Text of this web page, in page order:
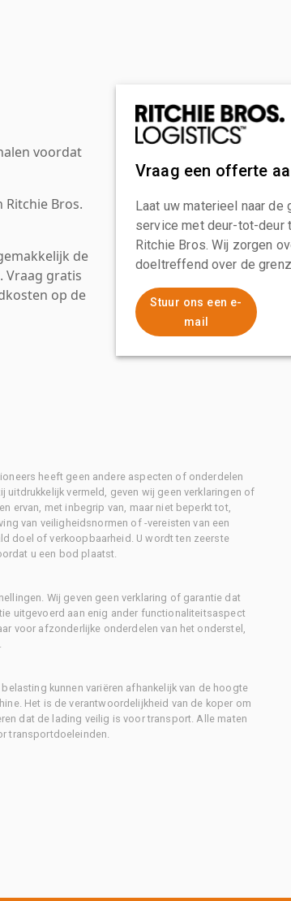
voordat
Bros.
de
Vraag gratis
op de
Vraag een offerte
Laat uw materieel naar
service met deur-tot-deur
Ritchie Bros. Wij zorgen
doeltreffend over de
Stuur ons een e-
mail
heeft geen andere aspecten of onderdelen
uitdrukkelijk vermeld, geven wij geen verklaringen of
ervan, met inbegrip van, maar niet beperkt tot,
van veiligheidsnormen of -vereisten van een
doel of verkoopbaarheid. U wordt ten zeerste
u een bod plaatst.
Wij geven geen verklaring of garantie dat
uitgevoerd aan enig ander functionaliteitsaspect
voor afzonderlijke onderdelen van het onderstel,
kunnen variëren afhankelijk van de hoogte
Het is de verantwoordelijkheid van de koper om
dat de lading veilig is voor transport. Alle maten
transportdoeleinden.